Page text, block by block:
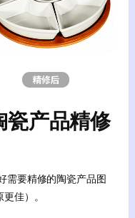
产品精修
需要精修的陶瓷产品图
佳）。